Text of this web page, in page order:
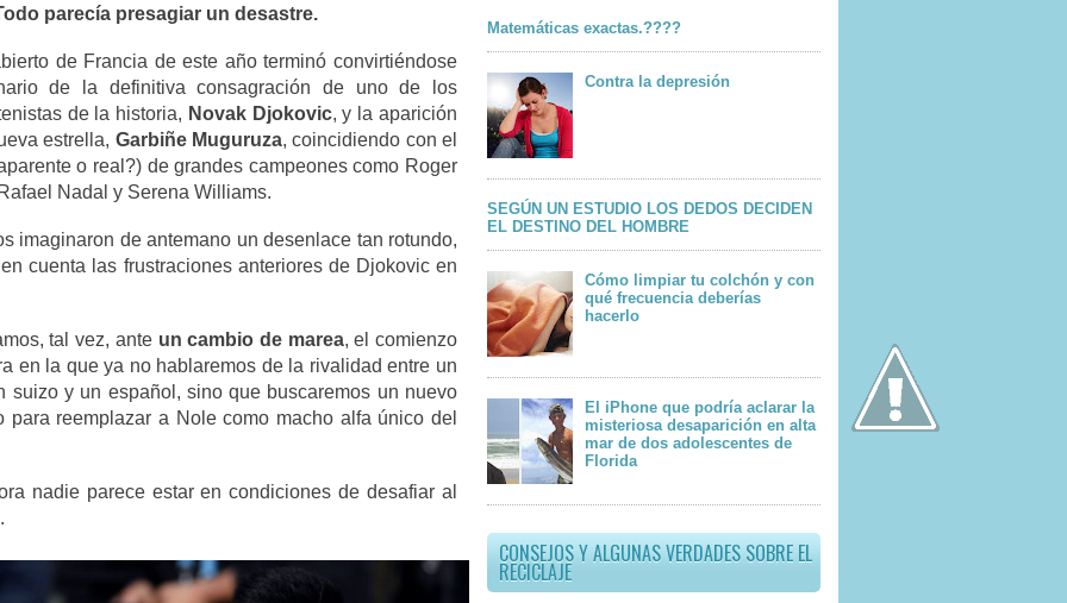
parecía presagiar un desastre.
de Francia de este año terminó convirtiéndose
de la definitiva consagración de uno de los
de la historia, Novak Djokovic, y la aparición
estrella, Garbiñe Muguruza, coincidiendo con el
o real?) de grandes campeones como Roger
Nadal y Serena Williams.
imaginaron de antemano un desenlace tan rotundo,
cuenta las frustraciones anteriores de Djokovic en
tal vez, ante un cambio de marea, el comienzo
en la que ya no hablaremos de la rivalidad entre un
suizo y un español, sino que buscaremos un nuevo
para reemplazar a Nole como macho alfa único del
nadie parece estar en condiciones de desafiar al
Matemáticas exactas.????
Contra la depresión
SEGÚN UN ESTUDIO LOS DEDOS DECIDEN
EL DESTINO DEL HOMBRE
Cómo limpiar tu colchón y con
qué frecuencia deberías
hacerlo
El iPhone que podría aclarar la
misteriosa desaparición en alta
mar de dos adolescentes de
Florida
CONSEJOS Y ALGUNAS VERDADES SOBRE EL
RECICLAJE